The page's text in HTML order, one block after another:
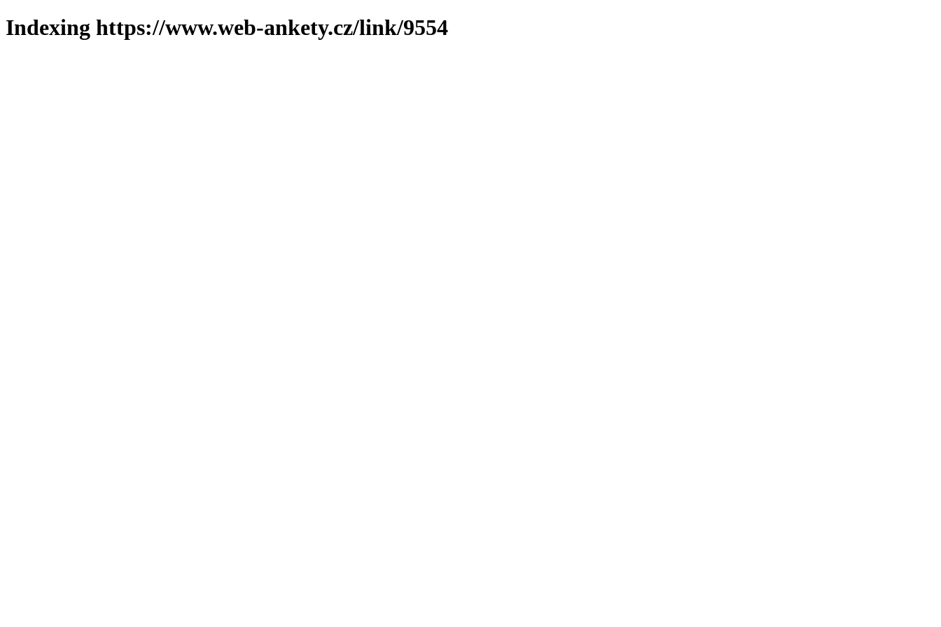
Indexing https://www.web-ankety.cz/link/9554